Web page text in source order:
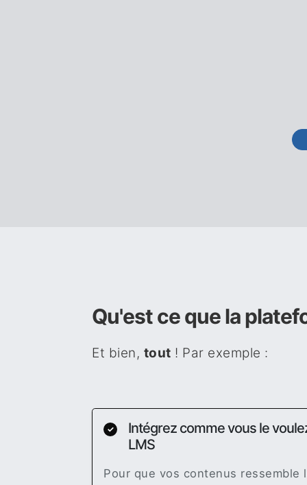
Qu'est ce que la
Et bien, tout ! Par exemple :
✓
Intégrez comme vous le
LMS
Pour que vos contenus ressemble